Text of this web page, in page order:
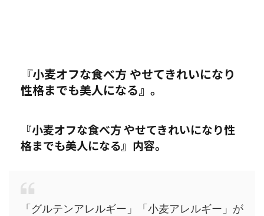
『小麦オフな食べ方 やせてきれいになり
性格までも美人になる』。
『小麦オフな食べ方 やせてきれいになり性
格までも美人になる』 内容。
「グルテンアレルギー」「小麦アレルギー」が